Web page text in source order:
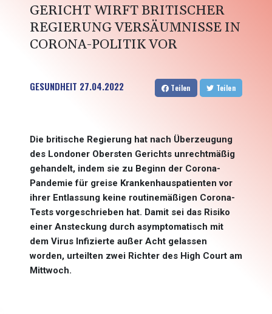
GERICHT WIRFT BRITISCHER
REGIERUNG VERSÄUMNISSE IN
CORONA-POLITIK VOR
GESUNDHEIT 27.04.2022 Teilen Teilen
Die britische Regierung hat nach Überzeugung
des Londoner Obersten Gerichts unrechtmäßig
gehandelt, indem sie zu Beginn der Corona-
Pandemie für greise Krankenhauspatienten vor
ihrer Entlassung keine routinemäßigen Corona-
Tests vorgeschrieben hat. Damit sei das Risiko
einer Ansteckung durch asymptomatisch mit
dem Virus Infizierte außer Acht gelassen
worden, urteilten zwei Richter des High Court am
Mittwoch.